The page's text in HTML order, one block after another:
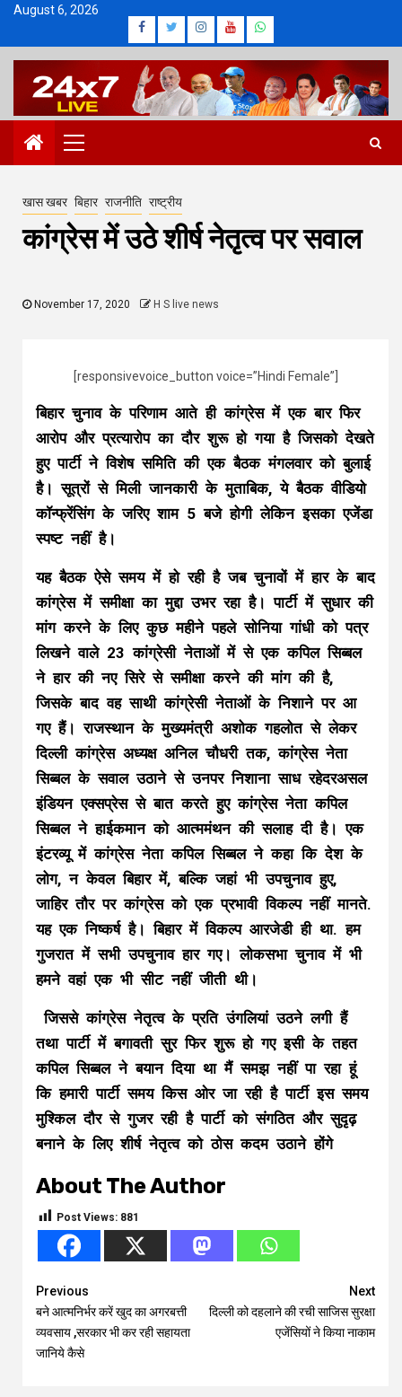
Skip
content
August 6, 2026
Facebook
Twitter
Instagram
Youtube
Whatsapp
Primary
Menu
खास खबर बिहार राजनीति राष्ट्रीय
कांग्रेस में उठे शीर्ष नेतृत्व पर सवाल
November 17, 2020 H S live news
[responsivevoice_button voice=”Hindi Female”]
बिहार चुनाव के परिणाम आते ही कांग्रेस में एक बार फिर
आरोप और प्रत्यारोप का दौर शुरू हो गया है जिसको देखते
हुए पार्टी ने विशेष समिति की एक बैठक मंगलवार को बुलाई
है। सूत्रों से मिली जानकारी के मुताबिक, ये बैठक वीडियो
कॉन्फ्रेंसिंग के जरिए शाम 5 बजे होगी लेकिन इसका एजेंडा
स्पष्ट नहीं है।
यह बैठक ऐसे समय में हो रही है जब चुनावों में हार के बाद
कांग्रेस में समीक्षा का मुद्दा उभर रहा है। पार्टी में सुधार की
मांग करने के लिए कुछ महीने पहले सोनिया गांधी को पत्र
लिखने वाले 23 कांग्रेसी नेताओं में से एक कपिल सिब्बल
ने हार की नए सिरे से समीक्षा करने की मांग की है,
जिसके बाद वह साथी कांग्रेसी नेताओं के निशाने पर आ
गए हैं। राजस्थान के मुख्यमंत्री अशोक गहलोत से लेकर
दिल्ली कांग्रेस अध्यक्ष अनिल चौधरी तक, कांग्रेस नेता
सिब्बल के सवाल उठाने से उनपर निशाना साध रहेदरअसल
इंडियन एक्सप्रेस से बात करते हुए कांग्रेस नेता कपिल
सिब्बल ने हाईकमान को आत्ममंथन की सलाह दी है। एक
इंटरव्यू में कांग्रेस नेता कपिल सिब्बल ने कहा कि देश के
लोग, न केवल बिहार में, बल्कि जहां भी उपचुनाव हुए,
जाहिर तौर पर कांग्रेस को एक प्रभावी विकल्प नहीं मानते.
यह एक निष्कर्ष है।बिहार में विकल्प आरजेडी ही था. हम
गुजरात में सभी उपचुनाव हार गए। लोकसभा चुनाव में भी
हमने वहां एक भी सीट नहीं जीती थी।
जिससे कांग्रेस नेतृत्व के प्रति उंगलियां उठने लगी हैं
तथा पार्टी में बगावती सुर फिर शुरू हो गए इसी के तहत
कपिल सिब्बल ने बयान दिया था मैं समझ नहीं पा रहा हूं
कि हमारी पार्टी समय किस ओर जा रही है पार्टी इस समय
मुश्किल दौर से गुजर रही है पार्टी को संगठित और सुदृढ़
बनाने के लिए शीर्ष नेतृत्व को ठोस कदम उठाने होंगे
About The Author
Post Views: 881
Continue
Reading
Previous
बने आत्मनिर्भर करें खुद का अगरबत्ती
व्यवसाय ,सरकार भी कर रही सहायता
जानिये कैसे
Next
दिल्ली को दहलाने की रची साजिस सुरक्षा
एजेंसियों ने किया नाकाम